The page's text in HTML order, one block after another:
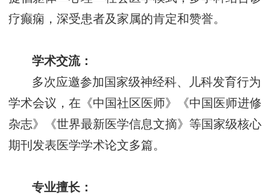
疗癫痫，深受患者及家属的肯定和赞誉。
学术交流：
多次应邀参加国家级神经科、儿科发育行为
学术会议，在《中国社区医师》《中国医师进修
杂志》《世界最新医学信息文摘》等国家级核心
期刊发表医学学术论文多篇。
专业擅长：